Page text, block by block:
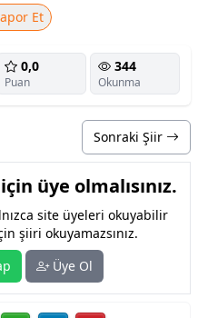
Et
0,0
Puan
344
Okunma
Sonraki Şiir
üye olmalısınız.
site üyeleri okuyabilir
şiiri okuyamazsınız.
Üye Ol